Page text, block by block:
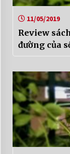
11/05/2019
Review
đường của